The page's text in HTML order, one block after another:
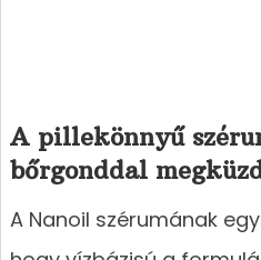
A pillekönnyű
bőrgonddal
A Nanoil szérumának